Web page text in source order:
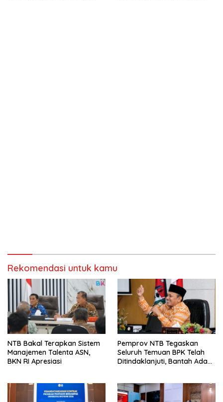
Rekomendasi untuk kamu
NTB Bakal Terapkan Sistem
Manajemen Talenta ASN,
BKN RI Apresiasi
Pemprov NTB Tegaskan
Seluruh Temuan BPK Telah
Ditindaklanjuti, Bantah Ada